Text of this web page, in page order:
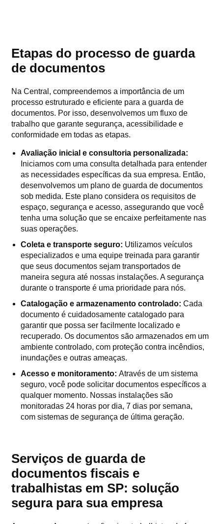
Etapas do processo de guarda
de documentos
Na Central, compreendemos a importância de um
processo estruturado e eficiente para a guarda de
documentos. Por isso, desenvolvemos um fluxo de
trabalho que garante segurança, acessibilidade e
conformidade em todas as etapas.
Avaliação inicial e consultoria personalizada:
Iniciamos com uma consulta detalhada para entender
as necessidades específicas da sua empresa. Então,
desenvolvemos um plano de guarda de documentos
sob medida. Este plano considera os requisitos de
espaço, segurança e acesso, assegurando que você
tenha uma solução que se encaixe perfeitamente nas
suas operações.
Coleta e transporte seguro: Utilizamos veículos
especializados e uma equipe treinada para garantir
que seus documentos sejam transportados de
maneira segura até nossas instalações. A segurança
durante o transporte é uma prioridade para nós.
Catalogação e armazenamento controlado: Cada
documento é cuidadosamente catalogado para
garantir que possa ser facilmente localizado e
recuperado. Os documentos são armazenados em um
ambiente controlado, com proteção contra incêndios,
inundações e outras ameaças.
Acesso e monitoramento: Através de um sistema
seguro, você pode solicitar documentos específicos a
qualquer momento. Nossas instalações são
monitoradas 24 horas por dia, 7 dias por semana,
com sistemas de segurança de última geração.
Serviços de guarda de
documentos fiscais e
trabalhistas em SP: solução
segura para sua empresa